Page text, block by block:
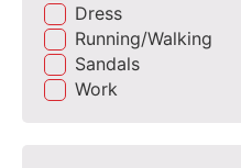
Dress
Running/Walking
Sandals
Work